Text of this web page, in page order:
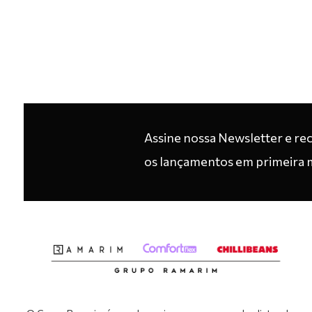
Assine nossa Newsletter e
os lançamentos em primeira